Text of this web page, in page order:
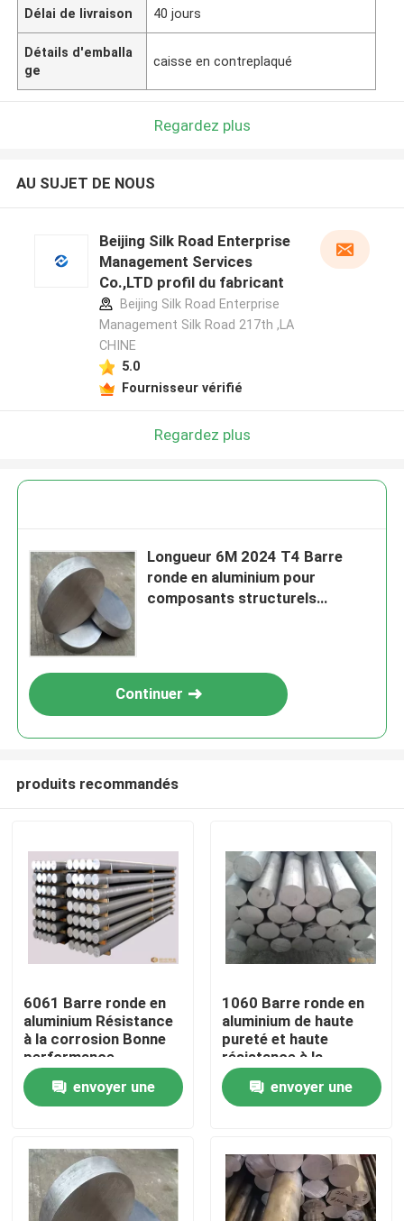
Maison
Produits
Vidéos
Délai de livraison 40 jours
Détails d'emballa
ge
caisse en contreplaqué
Regardez plus
AU SUJET DE NOUS
Beijing Silk Road Enterprise
Management Services
Co.,LTD profil du fabricant
Beijing Silk Road Enterprise
Management Silk Road 217th ,LA
CHINE
5.0
Fournisseur vérifié
Regardez plus
Longueur 6M 2024 T4 Barre
ronde en aluminium pour
composants structurels
Continuer
produits recommandés
6061 Barre ronde en
aluminium Résistance
à la corrosion Bonne
performance
industrielle
envoyer une
1060 Barre ronde en
aluminium de haute
pureté et haute
résistance à la
corrosion
envoyer une